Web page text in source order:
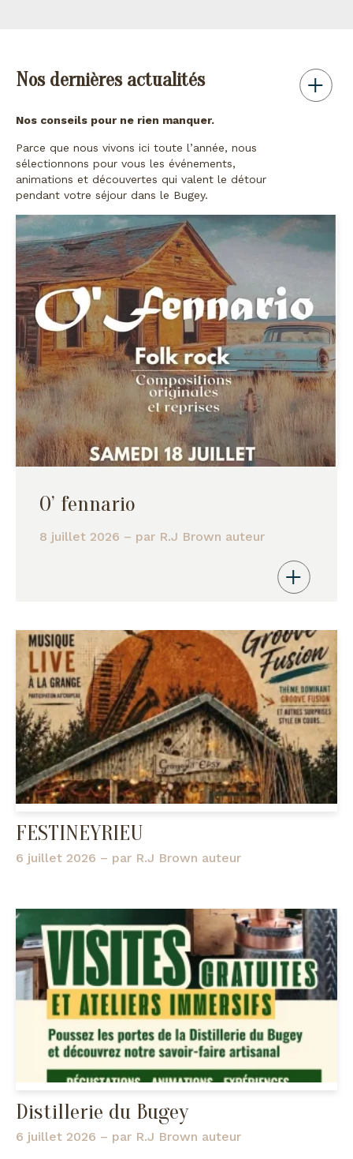
Nos dernières actualités
Nos conseils pour ne rien manquer.
Parce que nous vivons ici toute l’année, nous
sélectionnons pour vous les événements,
animations et découvertes qui valent le détour
pendant votre séjour dans le Bugey.
O’ fennario
8 juillet 2026 – par R.J Brown auteur
FESTINEYRIEU
6 juillet 2026 – par R.J Brown auteur
Distillerie du Bugey
6 juillet 2026 – par R.J Brown auteur